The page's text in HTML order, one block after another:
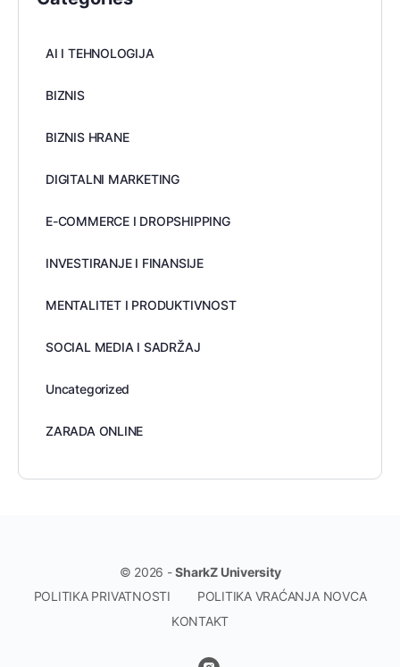
AI I TEHNOLOGIJA
BIZNIS
BIZNIS HRANE
DIGITALNI MARKETING
E-COMMERCE I DROPSHIPPING
INVESTIRANJE I FINANSIJE
MENTALITET I PRODUKTIVNOST
SOCIAL MEDIA I SADRŽAJ
Uncategorized
ZARADA ONLINE
© 2026 -SharkZ University
POLITIKA PRIVATNOSTI
POLITIKA VRAĆANJA NOVCA
KONTAKT